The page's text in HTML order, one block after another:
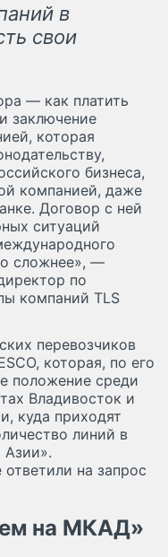
в
свои
— как платить
заключение
которая
бизнеса,
компанией, даже
Договор с ней
ситуаций
сложнее», —
по
компаний TLS
перевозчиков
которая, по его
положение среди
Владивосток и
куда приходят
линий в
на запрос
на МКАД»